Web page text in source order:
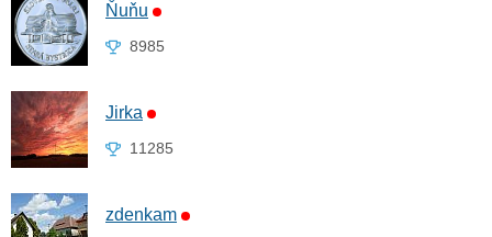
Ňuňu
8985
Jirka
11285
zdenkam